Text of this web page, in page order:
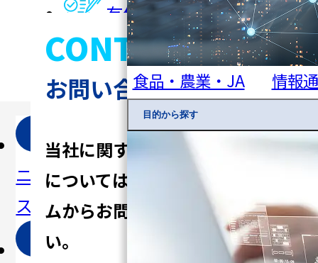
食品・農業・JA 情報
目的から探す
有価証券報告書
決算説明会資料
IR
ニュー
ス
投
資家の
皆様へ
IR
ライブ
ラリ
株
CONTACT
お問い合わせ
当社に関するご質問、ご相談
については 以下の入力フォー
ムからお問い合わせくださ
い。